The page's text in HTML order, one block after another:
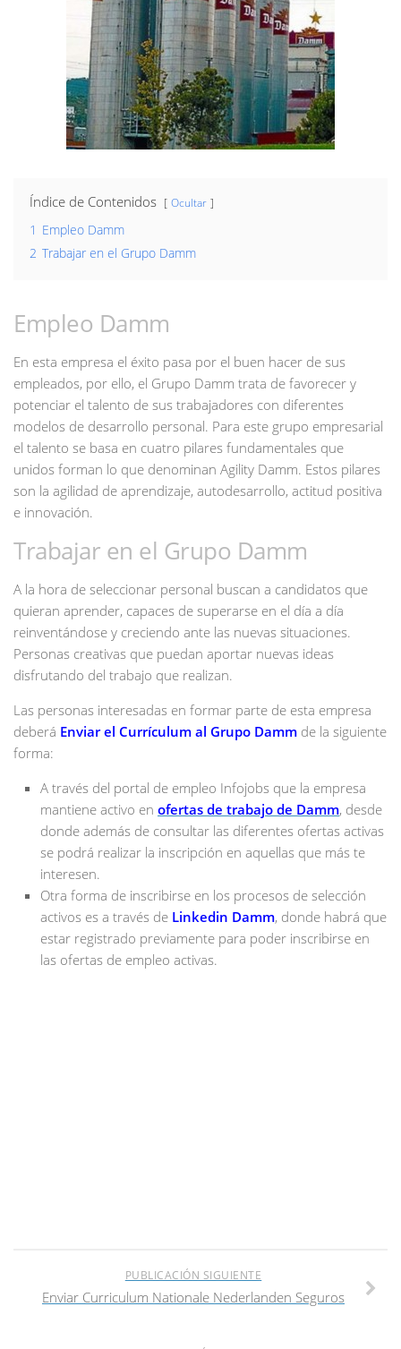
Índice de Contenidos Ocultar
1 Empleo Damm
2 Trabajar en el Grupo Damm
Empleo Damm
En esta empresa el éxito pasa por el buen hacer de sus
empleados, por ello, el Grupo Damm trata de favorecer y
potenciar el talento de sus trabajadores con diferentes
modelos de desarrollo personal. Para este grupo empresarial
el talento se basa en cuatro pilares fundamentales que
unidos forman lo que denominan Agility Damm. Estos pilares
son la agilidad de aprendizaje, autodesarrollo, actitud positiva
e innovación.
Trabajar en el Grupo Damm
A la hora de seleccionar personal buscan a candidatos que
quieran aprender, capaces de superarse en el día a día
reinventándose y creciendo ante las nuevas situaciones.
Personas creativas que puedan aportar nuevas ideas
disfrutando del trabajo que realizan.
Las personas interesadas en formar parte de esta empresa
deberá Enviar el Currículum al Grupo Damm de la siguiente
forma:
A través del portal de empleo Infojobs que la empresa
mantiene activo en ofertas de trabajo de Damm, desde
donde además de consultar las diferentes ofertas activas
se podrá realizar la inscripción en aquellas que más te
interesen.
Otra forma de inscribirse en los procesos de selección
activos es a través de Linkedin Damm, donde habrá que
estar registrado previamente para poder inscribirse en
las ofertas de empleo activas.
PUBLICACIÓN SIGUIENTE
Enviar Curriculum Nationale Nederlanden Seguros